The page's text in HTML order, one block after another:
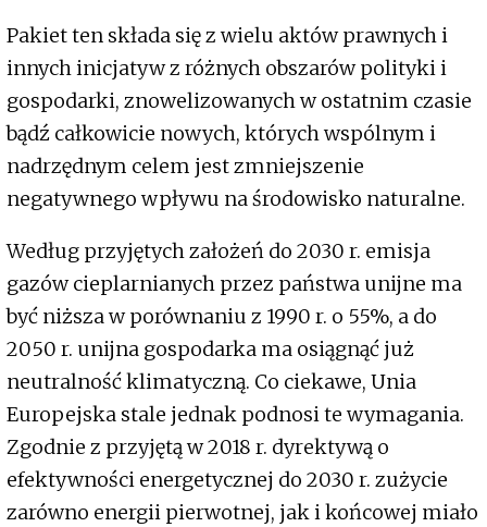
Pakiet ten składa się z wielu aktów prawnych i
innych inicjatyw z różnych obszarów polityki i
gospodarki, znowelizowanych w ostatnim czasie
bądź całkowicie nowych, których wspólnym i
nadrzędnym celem jest zmniejszenie
negatywnego wpływu na środowisko naturalne.
Według przyjętych założeń do 2030 r. emisja
gazów cieplarnianych przez państwa unijne ma
być niższa w porównaniu z 1990 r. o 55%, a do
2050 r. unijna gospodarka ma osiągnąć już
neutralność klimatyczną. Co ciekawe, Unia
Europejska stale jednak podnosi te wymagania.
Zgodnie z przyjętą w 2018 r. dyrektywą o
efektywności energetycznej do 2030 r. zużycie
zarówno energii pierwotnej, jak i końcowej miało